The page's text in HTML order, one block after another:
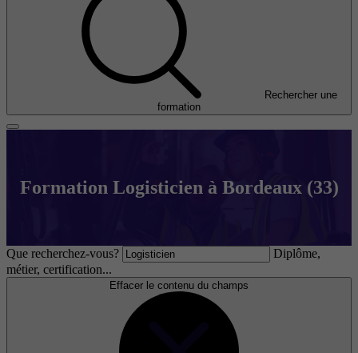
Rechercher une
formation
Formation Logisticien à Bordeaux (33)
Que recherchez-vous?
Diplôme,
métier, certification...
Effacer le contenu du champs